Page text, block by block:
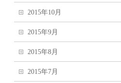
2015年10月
2015年9月
2015年8月
2015年7月